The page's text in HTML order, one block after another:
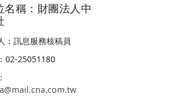
名稱：財團法人中
：訊息服務核稿員
02-25051180